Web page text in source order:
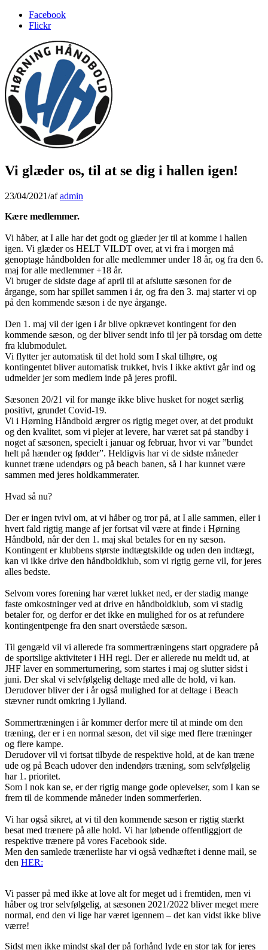
Facebook
Flickr
Vi glæder os, til at se dig i hallen igen!
23/04/2021/afadmin
Kære medlemmer.
Vi håber, at I alle har det godt og glæder jer til at komme i hallen
igen. Vi glæder os HELT VILDT over, at vi fra i morgen må
genoptage håndbolden for alle medlemmer under 18 år, og fra den 6.
maj for alle medlemmer +18 år.
Vi bruger de sidste dage af april til at afslutte sæsonen for de
årgange, som har spillet sammen i år, og fra den 3. maj starter vi op
på den kommende sæson i de nye årgange.
Den 1. maj vil der igen i år blive opkrævet kontingent for den
kommende sæson, og der bliver sendt info til jer på torsdag om dette
fra klubmodulet.
Vi flytter jer automatisk til det hold som I skal tilhøre, og
kontingentet bliver automatisk trukket, hvis I ikke aktivt går ind og
udmelder jer som medlem inde på jeres profil.
Sæsonen 20/21 vil for mange ikke blive husket for noget særlig
positivt, grundet Covid-19.
Vi i Hørning Håndbold ærgrer os rigtig meget over, at det produkt
og den kvalitet, som vi plejer at levere, har været sat på standby i
noget af sæsonen, specielt i januar og februar, hvor vi var ”bundet
helt på hænder og fødder”. Heldigvis har vi de sidste måneder
kunnet træne udendørs og på beach banen, så I har kunnet være
sammen med jeres holdkammerater.
Hvad så nu?
Der er ingen tvivl om, at vi håber og tror på, at I alle sammen, eller i
hvert fald rigtig mange af jer fortsat vil være at finde i Hørning
Håndbold, når der den 1. maj skal betales for en ny sæson.
Kontingent er klubbens største indtægtskilde og uden den indtægt,
kan vi ikke drive den håndboldklub, som vi rigtig gerne vil, for jeres
alles bedste.
Selvom vores forening har været lukket ned, er der stadig mange
faste omkostninger ved at drive en håndboldklub, som vi stadig
betaler for, og derfor er det ikke en mulighed for os at refundere
kontingentpenge fra den snart overståede sæson.
Til gengæld vil vi allerede fra sommertræningens start opgradere på
de sportslige aktiviteter i HH regi. Der er allerede nu meldt ud, at
JHF laver en sommerturnering, som startes i maj og slutter sidst i
juni. Der skal vi selvfølgelig deltage med alle de hold, vi kan.
Derudover bliver der i år også mulighed for at deltage i Beach
stævner rundt omkring i Jylland.
Sommertræningen i år kommer derfor mere til at minde om den
træning, der er i en normal sæson, det vil sige med flere træninger
og flere kampe.
Derudover vil vi fortsat tilbyde de respektive hold, at de kan træne
ude og på Beach udover den indendørs træning, som selvfølgelig
har 1. prioritet.
Som I nok kan se, er der rigtig mange gode oplevelser, som I kan se
frem til de kommende måneder inden sommerferien.
Vi har også sikret, at vi til den kommende sæson er rigtig stærkt
besat med trænere på alle hold. Vi har løbende offentliggjort de
respektive trænere på vores Facebook side.
Men den samlede trænerliste har vi også vedhæftet i denne mail, se
den HER:
Vi passer på med ikke at love alt for meget ud i fremtiden, men vi
håber og tror selvfølgelig, at sæsonen 2021/2022 bliver meget mere
normal, end den vi lige har været igennem – det kan vidst ikke blive
værre!
Sidst men ikke mindst skal der på forhånd lyde en stor tak for jeres